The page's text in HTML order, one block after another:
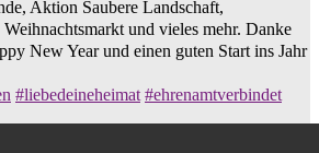
Aktion Saubere Landschaft,
und vieles mehr. Danke
New Year und einen guten Start ins Jahr
#liebedeineheimat #ehrenamtverbindet